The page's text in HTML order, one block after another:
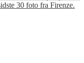
30 foto fra Firenze.